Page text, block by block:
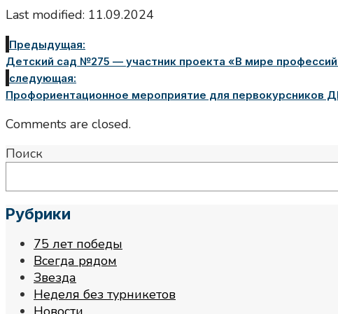
Last modified: 11.09.2024
Предыдущая:
Детский сад №275 — участник проекта «В мире
следующая:
Профориентационное мероприятие для первокурсников
Comments are closed.
Поиск
Рубрики
75 лет победы
Всегда рядом
Звезда
Неделя без турникетов